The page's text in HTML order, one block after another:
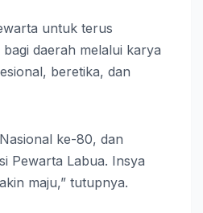
untuk terus
daerah melalui karya
beretika, dan
ke-80, dan
Pewarta Labua. Insya
maju,” tutupnya.